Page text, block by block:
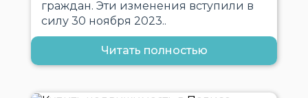
граждан. Эти изменения вступили в
силу 30 ноября 2023..
Читать полностью